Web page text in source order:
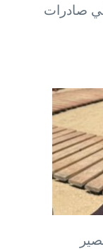
في صادرات